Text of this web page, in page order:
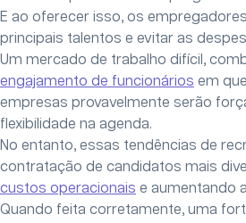
E ao oferecer isso, os
principais talentos e evitar as
Um mercado de trabalho difícil,
engajamento de funcionários em
empresas provavelmente serão
flexibilidade na agenda.
No entanto, essas tendências de
contratação de candidatos mais
custos operacionais e aumentando
Quando feita corretamente, uma